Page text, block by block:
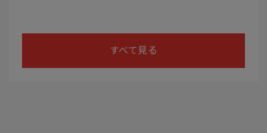
すべて見る